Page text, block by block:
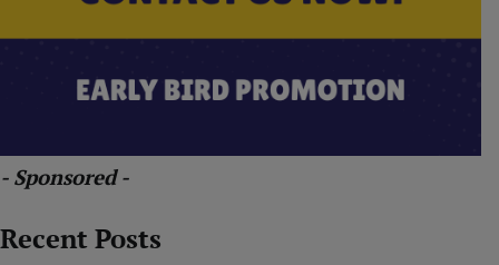
- Sponsored -
Recent Posts